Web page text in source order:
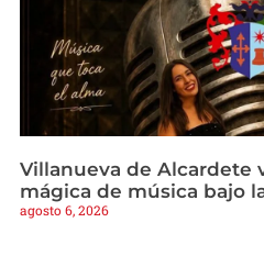
Villanueva de Alcardete
mágica de música bajo
agosto 6, 2026